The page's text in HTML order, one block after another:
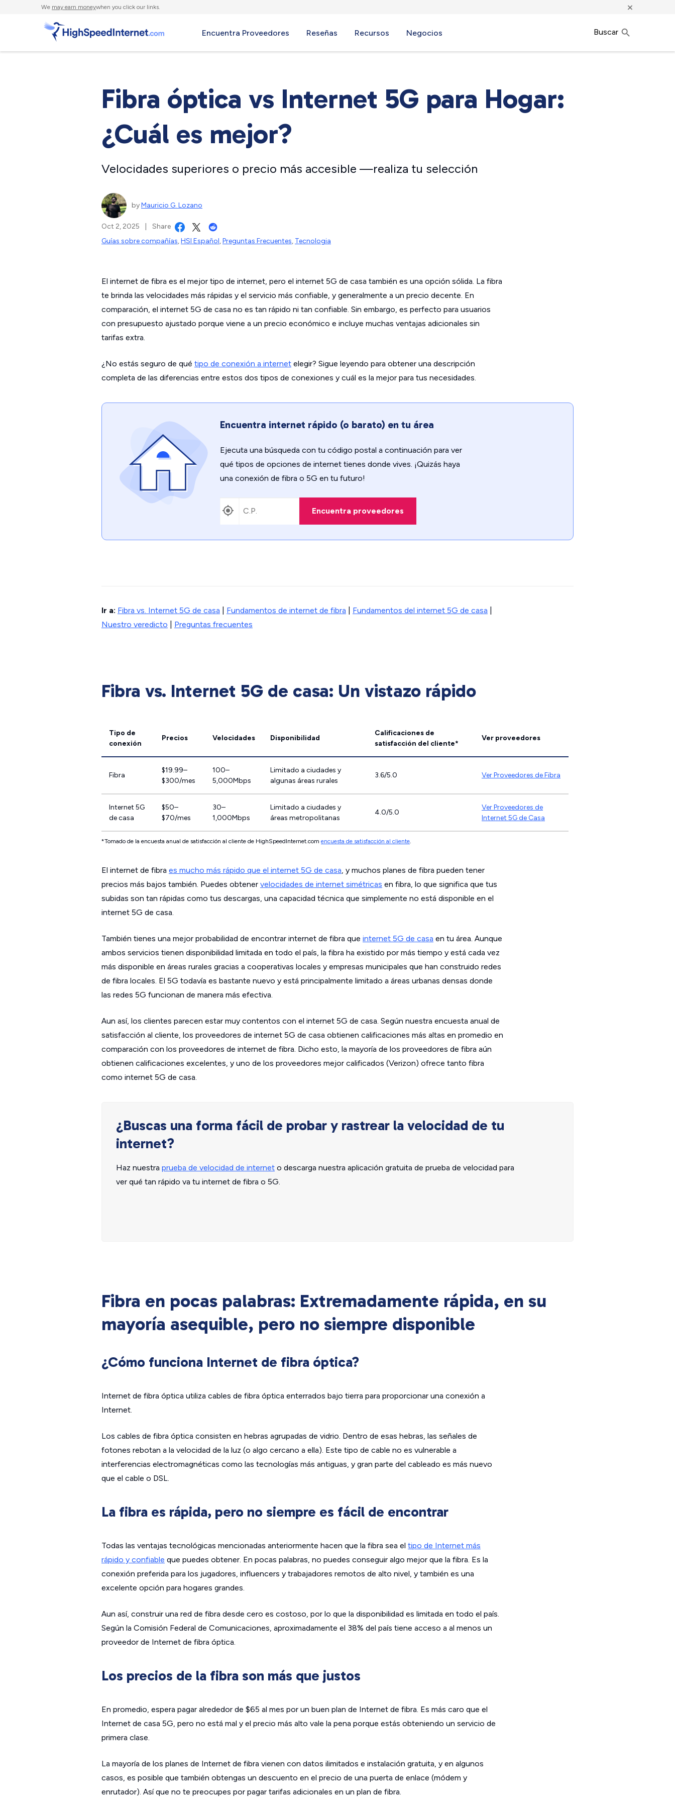
We may earn moneywhen you click our links. ×
Encuentra Proveedores Reseñas Recursos Negocios Buscar
Fibra óptica vs Internet 5G para Hogar:
¿Cuál es mejor?
Velocidades superiores o precio más accesible —realiza tu selección
byMauricio G. Lozano
Oct 2, 2025
Share
Guías sobre compañías,HSI Español,Preguntas Frecuentes, Tecnologia
El internet de fibra es el mejor tipo de internet, pero el internet 5G de casa también es una opción sólida. La fibra
te brinda las velocidades más rápidas y el servicio más confiable, y generalmente a un precio decente. En
comparación, el internet 5G de casa no es tan rápido ni tan confiable. Sin embargo, es perfecto para usuarios
con presupuesto ajustado porque viene a un precio económico e incluye muchas ventajas adicionales sin
tarifas extra.
¿No estás seguro de qué tipo de conexión a internet elegir? Sigue leyendo para obtener una descripción
completa de las diferencias entre estos dos tipos de conexiones y cuál es la mejor para tus necesidades.
Encuentra internet rápido (o barato) en tu área
Ejecuta una búsqueda con tu código postal a continuación para ver
qué tipos de opciones de internet tienes donde vives. ¡Quizás haya
una conexión de fibra o 5G en tu futuro!
Encuentra proveedores
Ir a: Fibra vs. Internet 5G de casa Fundamentos de internet de fibra Fundamentos del internet 5G de casa
Nuestro veredicto
Preguntas frecuentes
Fibra vs. Internet 5G de casa: Un vistazo rápido
Tipo de
conexión
Precios Velocidades Disponibilidad
Calificaciones de
satisfacción del cliente*
Ver proveedores
Fibra
$19.99–
$300/mes
100–
5,000Mbps
Limitado a ciudades y
algunas áreas rurales
3.6/5.0 Ver Proveedores de Fibra
Internet 5G
de casa
$50–
$70/mes
30–
1,000Mbps
Limitado a ciudades y
áreas metropolitanas
4.0/5.0
Ver Proveedores de
Internet 5G de Casa
*Tomado de la encuesta anual de satisfacción al cliente de HighSpeedInternet.com encuesta de satisfacción al cliente.
El internet de fibra es mucho más rápido que el internet 5G de casa, y muchos planes de fibra pueden tener
precios más bajos también. Puedes obtener velocidades de internet simétricas en fibra, lo que significa que tus
subidas son tan rápidas como tus descargas, una capacidad técnica que simplemente no está disponible en el
internet 5G de casa.
También tienes una mejor probabilidad de encontrar internet de fibra que internet 5G de casa en tu área. Aunque
ambos servicios tienen disponibilidad limitada en todo el país, la fibra ha existido por más tiempo y está cada vez
más disponible en áreas rurales gracias a cooperativas locales y empresas municipales que han construido redes
de fibra locales. El 5G todavía es bastante nuevo y está principalmente limitado a áreas urbanas densas donde
las redes 5G funcionan de manera más efectiva.
Aun así, los clientes parecen estar muy contentos con el internet 5G de casa. Según nuestra encuesta anual de
satisfacción al cliente, los proveedores de internet 5G de casa obtienen calificaciones más altas en promedio en
comparación con los proveedores de internet de fibra. Dicho esto, la mayoría de los proveedores de fibra aún
obtienen calificaciones excelentes, y uno de los proveedores mejor calificados (Verizon) ofrece tanto fibra
como internet 5G de casa.
¿Buscas una forma fácil de probar y rastrear la velocidad de tu
internet?
Haz nuestra prueba de velocidad de internet o descarga nuestra aplicación gratuita de prueba de velocidad para
ver qué tan rápido va tu internet de fibra o 5G.
Fibra en pocas palabras: Extremadamente rápida, en su
mayoría asequible, pero no siempre disponible
¿Cómo funciona Internet de fibra óptica?
Internet de fibra óptica utiliza cables de fibra óptica enterrados bajo tierra para proporcionar una conexión a
Internet.
Los cables de fibra óptica consisten en hebras agrupadas de vidrio. Dentro de esas hebras, las señales de
fotones rebotan a la velocidad de la luz (o algo cercano a ella). Este tipo de cable no es vulnerable a
interferencias electromagnéticas como las tecnologías más antiguas, y gran parte del cableado es más nuevo
que el cable o DSL.
La fibra es rápida, pero no siempre es fácil de encontrar
Todas las ventajas tecnológicas mencionadas anteriormente hacen que la fibra sea el tipo de Internet más
rápido y confiable que puedes obtener. En pocas palabras, no puedes conseguir algo mejor que la fibra. Es la
conexión preferida para los jugadores, influencers y trabajadores remotos de alto nivel, y también es una
excelente opción para hogares grandes.
Aun así, construir una red de fibra desde cero es costoso, por lo que la disponibilidad es limitada en todo el país.
Según la Comisión Federal de Comunicaciones, aproximadamente el 38% del país tiene acceso a al menos un
proveedor de Internet de fibra óptica.
Los precios de la fibra son más que justos
En promedio, espera pagar alrededor de $65 al mes por un buen plan de Internet de fibra. Es más caro que el
Internet de casa 5G, pero no está mal y el precio más alto vale la pena porque estás obteniendo un servicio de
primera clase.
La mayoría de los planes de Internet de fibra vienen con datos ilimitados e instalación gratuita, y en algunos
casos, es posible que también obtengas un descuento en el precio de una puerta de enlace (módem y
enrutador). Así que no te preocupes por pagar tarifas adicionales en un plan de fibra.